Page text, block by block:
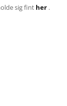
sig fint her .